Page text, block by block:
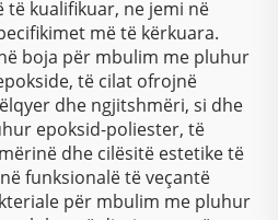
kualifikuar, ne jemi në
më të kërkuara.
boja për mbulim me pluhur
të cilat ofrojnë
dhe ngjitshmëri, si dhe
epoksid-poliester, të
dhe cilësitë estetike të
funksionalë të veçantë
për mbulim me pluhur